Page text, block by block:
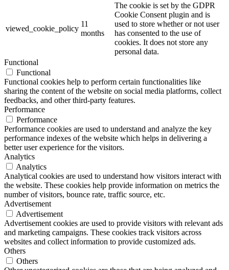
viewed_cookie_policy
11
months
The cookie is set by the GDPR
Cookie Consent plugin and is
used to store whether or not user
has consented to the use of
cookies. It does not store any
personal data.
Functional
Functional
Functional cookies help to perform certain functionalities like
sharing the content of the website on social media platforms, collect
feedbacks, and other third-party features.
Performance
Performance
Performance cookies are used to understand and analyze the key
performance indexes of the website which helps in delivering a
better user experience for the visitors.
Analytics
Analytics
Analytical cookies are used to understand how visitors interact with
the website. These cookies help provide information on metrics the
number of visitors, bounce rate, traffic source, etc.
Advertisement
Advertisement
Advertisement cookies are used to provide visitors with relevant ads
and marketing campaigns. These cookies track visitors across
websites and collect information to provide customized ads.
Others
Others